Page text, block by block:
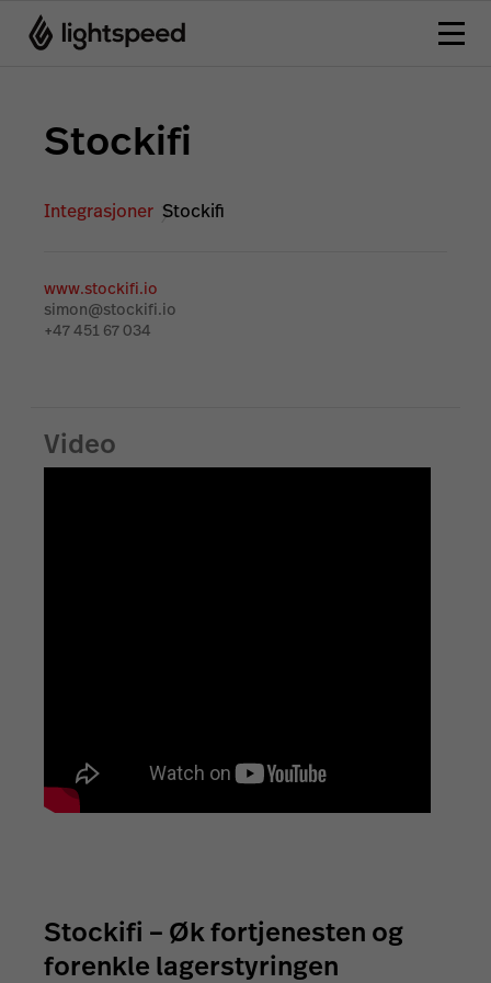
Stockifi
Integrasjoner Stockifi
www.stockifi.io
simon@stockifi.io
+47 451 67 034
Video
Stockifi – Øk fortjenesten og
forenkle lagerstyringen